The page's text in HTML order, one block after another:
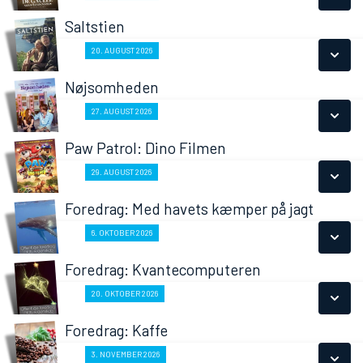
SE ALLE DAGE
Saltstien
20. AUGUST 2026
SE ALLE DAGE
Nøjsomheden
27. AUGUST 2026
SE ALLE DAGE
Paw Patrol: Dino Filmen
29. AUGUST 2026
SE ALLE DAGE
Foredrag: Med havets kæmper på jagt
6. OKTOBER 2026
SE ALLE DAGE
Foredrag: Kvantecomputeren
20. OKTOBER 2026
SE ALLE DAGE
Foredrag: Kaffe
3. NOVEMBER 2026